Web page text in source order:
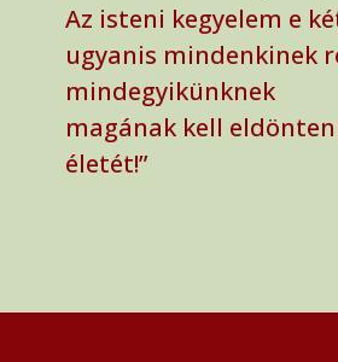
Az isteni kegyelem e
ugyanis mindenkinek
mindegyikünknek
magának kell
életét!”